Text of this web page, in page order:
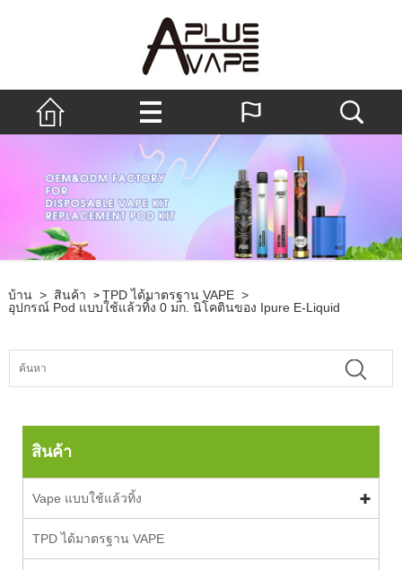
บ้าน > สินค้า > TPD ได้มาตรฐาน VAPE >
อุปกรณ์ Pod แบบใช้แล้วทิ้ง 0 มก. นิโคตินของ Ipure E-Liquid
สินค้า
Vape แบบใช้แล้วทิ้ง
TPD ได้มาตรฐาน VAPE